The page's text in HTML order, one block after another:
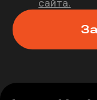
сайта.